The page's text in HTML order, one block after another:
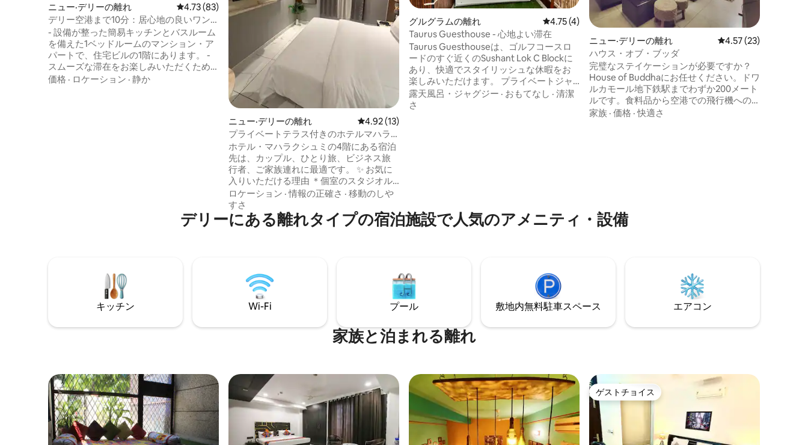
ニュー·デリーの離れ レビュー83件、5つ星中4.73つ星の平均評価
4.73 (83)
デリー空港まで10分：居心地の良いワン
ルーム
- 設備が整った簡易キッチンとバスルーム
を備えた1ベッドルームのマンション・ア
パートで、住宅ビルの1階にあります。 -
スムーズな滞在をお楽しみいただくため
に必要なアメニティ・設備がすべて揃っ
価格 · ロケーション · 静か
ニュー·デリーの離れ レビュー13件、5つ星中4.92つ星の平均評価
4.92 (13)
プライベートテラス付きのホテルマハラ
クシュミのスタジオ・スイート。
ホテル・マハラクシュミの4階にある宿泊
先は、カップル、ひとり旅、ビジネス旅
行者、ご家族連れに最適です。 ✨ お気に
入りいただける理由 ＊個室のスタジオル
ーム * リラックスできる専用プライベート
テラス *お茶、コーヒー用のプライベート
パントリー * エレベーターアクセス * 専用
バスルーム付き * エアコン、Wi - Fi、テレ
心部に位置し、チャンドニ・チョーク、
カロル・バーグへのアクセスが簡単で、
メトロにもアクセスできます。
ロケーション ·情報の正確さ · 移動のしや
すさ
グルグラムの離れ レビュー4件、5つ星中4.75つ星の平均評価
4.75 (4)
Taurus Guesthouse - 心地よい滞在
Taurus Guesthouseは、ゴルフコースロ
ードのすぐ近くのSushant Lok C Blockに
あり、快適でスタイリッシュな休暇をお
楽しみいただけます。 プライベートジャ
グジーでリラックスしたり、プロジェク
ターでお気に入りの映画を見たり、キャ
露天風呂・ジャグジー · おもてなし · 清潔
さ
ニュー·デリーの離れ レビュー23件、5つ
4.57 (23)
ハウス・オブ・ブッダ
完璧なステイケーションが必要ですか？
House of Buddhaにお任せください。ドワ
ルカモール地下鉄駅までわずか200メート
ルです。食料品から空港での飛行機への
搭乗まで、すべて一度に手に入れること
ームを備えたスペースを提供していま
す。
家族 · 価格 ·快適さ
デリーにある離れタイプの宿泊施設で人気のアメニティ・設備
キッチン Wi-Fi プール 敷地内無料駐⁠車ス⁠ペ⁠ー⁠ス エアコン
家族と泊まれる離れ
ゲストチョイス
ゲストチョイス